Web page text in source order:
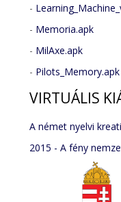
-
- Memoria.apk
- MilAxe.apk
- Pilots_Memory.apk
VIRTUÁLIS
A német nyelvi
2015 - A fény